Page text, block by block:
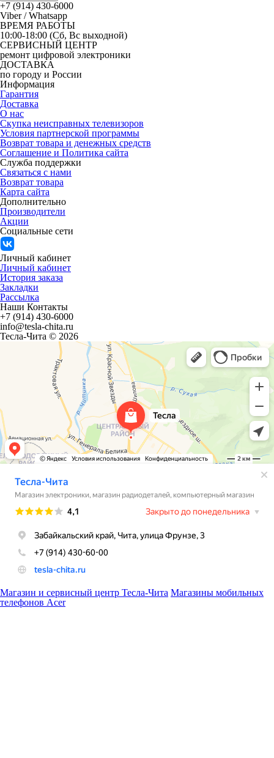
+7 (914) 430-6000
Viber / Whatsapp
ВРЕМЯ РАБОТЫ
10:00-18:00 (Сб, Вс выходной)
СЕРВИСНЫЙ ЦЕНТР
ремонт цифровой электроники
ДОСТАВКА
по городу и России
Информация
Гарантия
Доставка
О нас
Скупка неисправных телевизоров
Условия партнерской программы
Возврат товара и денежных средств
Соглашение и Политика сайта
Служба поддержки
Связаться с нами
Возврат товара
Карта сайта
Дополнительно
Производители
Акции
Социальные сети
Личный кабинет
Личный кабинет
История заказа
Закладки
Рассылка
Наши Контакты
+7 (914) 430-6000
info@tesla-chita.ru
Тесла-Чита © 2026
Магазин и сервисный центр Тесла-Чита Магазины мобильных
телефонов Acer